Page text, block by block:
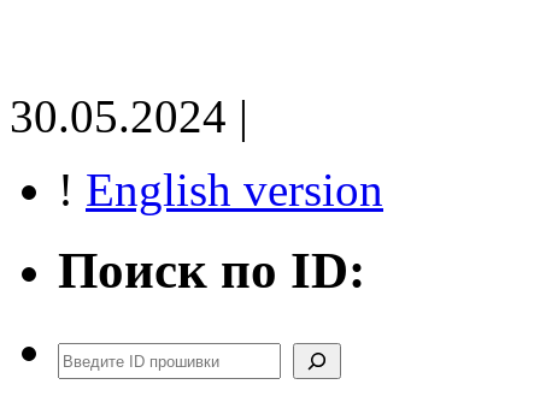
30.05.2024 |
! English version
Поиск по ID:
Поиск